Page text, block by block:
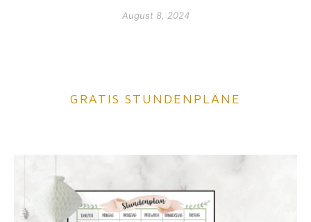
August 8, 2024
GRATIS STUNDENPLÄNE